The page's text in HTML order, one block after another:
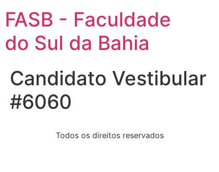
FASB - Faculdade
do Sul da Bahia
Candidato Vestibular
#6060
Todos os direitos reservados